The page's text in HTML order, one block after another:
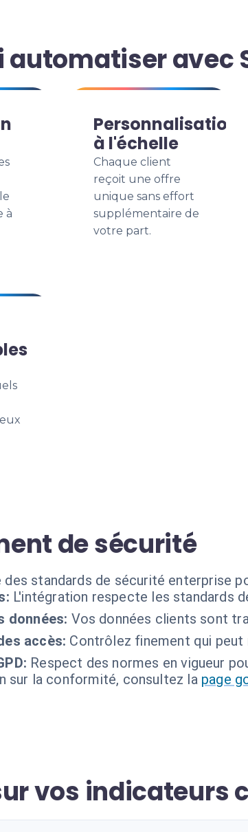
automatiser avec
à
Personnalisation
à l'échelle
Chaque client
reçoit une offre
unique sans effort
supplémentaire de
votre part.
de sécurité
des standards de sécurité enterprise
L'intégration respecte les standards
données: Vos données clients sont
accès: Contrôlez finement qui
Respect des normes en vigueur
sur la conformité, consultez la page
vos indicateurs